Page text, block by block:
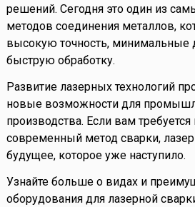
решений. Сегодня это один из
методов соединения металлов,
высокую точность, минимальные
быструю обработку.
Развитие лазерных технологий
новые возможности для
производства. Если вам
современный метод сварки,
будущее, которое уже наступило.
Узнайте больше о видах и
оборудования для лазерной